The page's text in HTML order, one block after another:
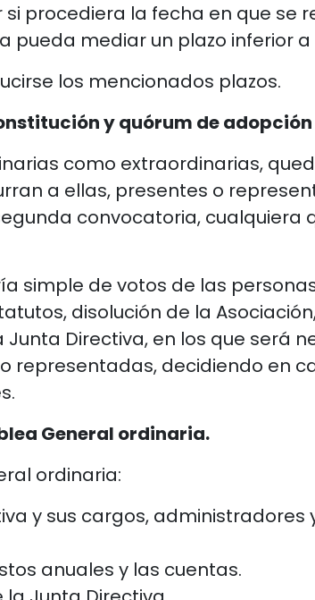
procediera la fecha en que se
pueda mediar un plazo inferior a
los mencionados plazos.
y quórum de
como extraordinarias,
a ellas, presentes o
convocatoria, cualquiera
simple de votos de las
disolución de la
Directiva, en los que será
representadas, decidiendo en
General ordinaria.
ordinaria:
y sus cargos,
anuales y las cuentas.